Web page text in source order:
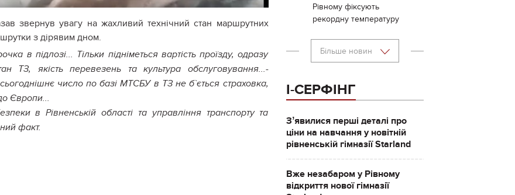
звернув увагу на жахливий технічний стан маршрутних
з дірявим дном.
в підлозі... Тільки підніметься вартість проїзду, одразу
ТЗ, якість перевезень та культура обслуговування...-
число по базі МТСБУ в ТЗ не б`ється страховка,
Європи...
в Рівненській області та управління транспорту та
факт.
Рівному фіксують
рекордну температуру
Більше новин
І-СЕРФІНГ
Зʼявилися перші деталі про
ціни на навчання у новітній
рівненській гімназії Starland
Вже незабаром у Рівному
відкриття нової гімназії